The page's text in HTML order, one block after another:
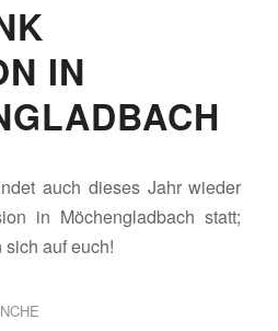
IN
auch dieses Jahr wieder
in Möchengladbach statt;
auf euch!